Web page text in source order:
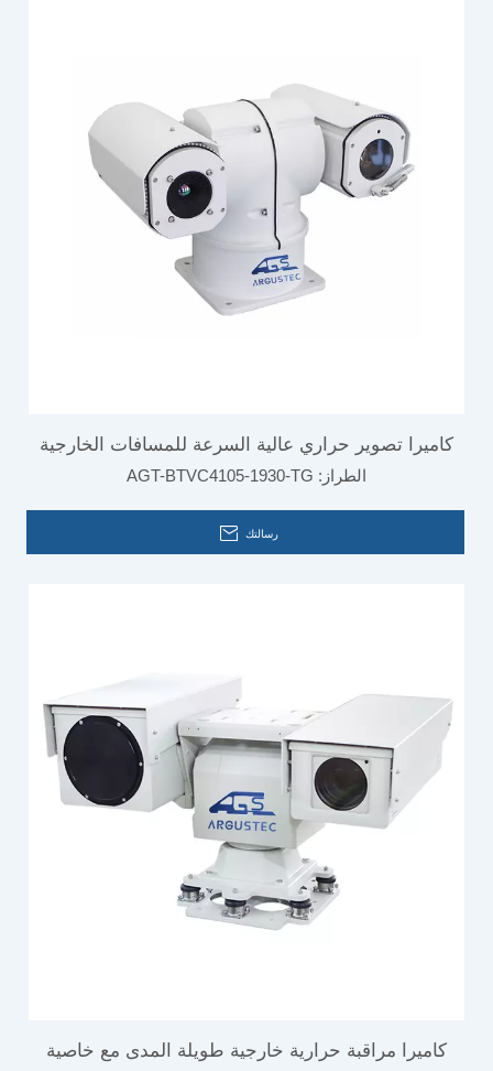
كاميرا تصوير حراري عالية السرعة للمسافات الخارجية
لنظام المراقبة المرتبط بالرادار
الطراز: AGT-BTVC4105-1930-TG
رسالتك
كاميرا مراقبة حرارية خارجية طويلة المدى مع خاصية